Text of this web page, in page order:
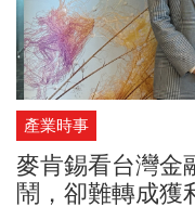
產業時事
麥肯錫看台灣金
鬧，卻難轉成獲